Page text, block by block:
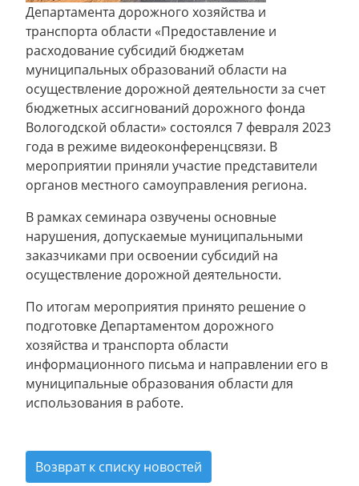
Департамента дорожного хозяйства и
транспорта области «Предоставление и
расходование субсидий бюджетам
муниципальных образований области на
осуществление дорожной деятельности за счет
бюджетных ассигнований дорожного фонда
Вологодской области» состоялся 7 февраля 2023
года в режиме видеоконференцсвязи. В
мероприятии приняли участие представители
органов местного самоуправления региона.
В рамках семинара озвучены основные
нарушения, допускаемые муниципальными
заказчиками при освоении субсидий на
осуществление дорожной деятельности.
По итогам мероприятия принято решение о
подготовке Департаментом дорожного
хозяйства и транспорта области
информационного письма и направлении его в
муниципальные образования области для
использования в работе.
Возврат к списку новостей